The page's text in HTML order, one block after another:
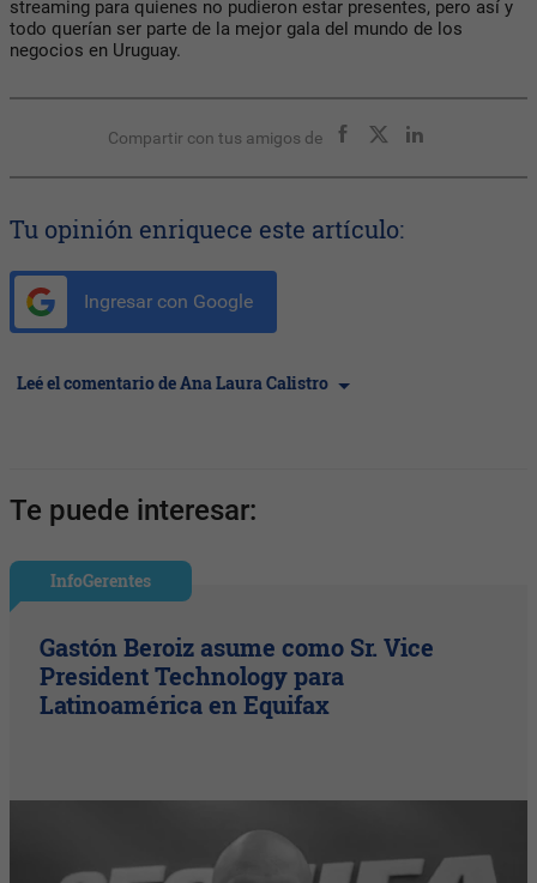
streaming para quienes no pudieron estar presentes, pero así y
todo querían ser parte de la mejor gala del mundo de los
negocios en Uruguay.
Compartir con tus amigos de
Tu opinión enriquece este artículo:
Ingresar con Google
Leé el comentario de Ana Laura Calistro
Te puede interesar:
InfoGerentes
Gastón Beroiz asume como Sr. Vice
President Technology para
Latinoamérica en Equifax